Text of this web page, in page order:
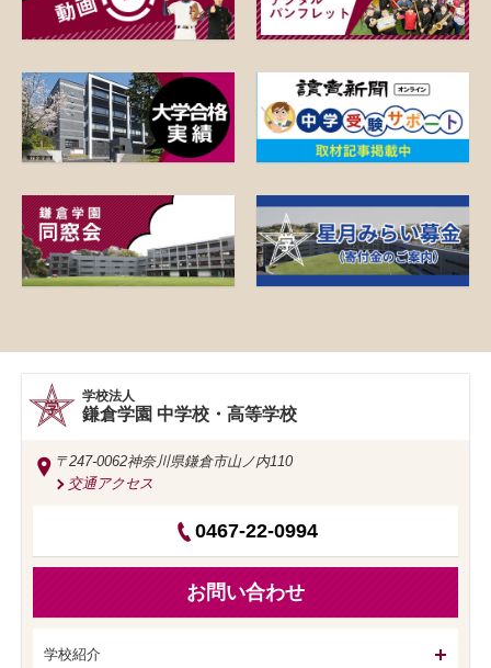
学校法人
鎌倉学園 中学校・高等学校
〒247-0062神奈川県鎌倉市山ノ内110
交通アクセス
0467-22-0994
お問い合わせ
学校紹介